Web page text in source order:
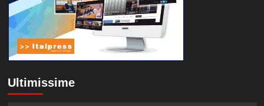
Ultimissime